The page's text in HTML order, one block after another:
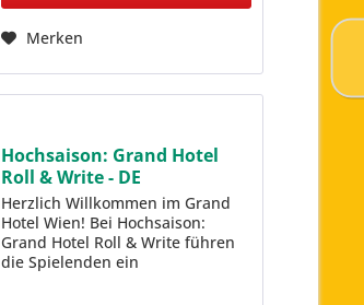
Merken
Hochsaison: Grand Hotel
Roll & Write - DE
Herzlich Willkommen im Grand
Hotel Wien! Bei Hochsaison:
Grand Hotel Roll & Write führen
die Spielenden ein